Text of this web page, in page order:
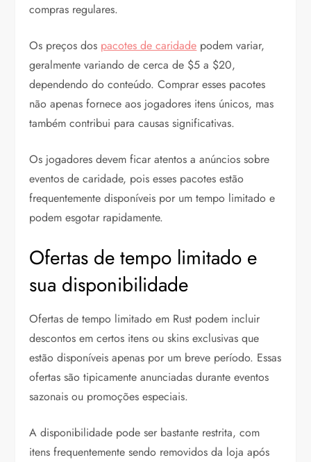
compras regulares.
Os preços dos pacotes de caridade podem variar,
geralmente variando de cerca de $5 a $20,
dependendo do conteúdo. Comprar esses pacotes
não apenas fornece aos jogadores itens únicos, mas
também contribui para causas significativas.
Os jogadores devem ficar atentos a anúncios sobre
eventos de caridade, pois esses pacotes estão
frequentemente disponíveis por um tempo limitado e
podem esgotar rapidamente.
Ofertas de tempo limitado e
sua disponibilidade
Ofertas de tempo limitado em Rust podem incluir
descontos em certos itens ou skins exclusivas que
estão disponíveis apenas por um breve período. Essas
ofertas são tipicamente anunciadas durante eventos
sazonais ou promoções especiais.
A disponibilidade pode ser bastante restrita, com
itens frequentemente sendo removidos da loja após